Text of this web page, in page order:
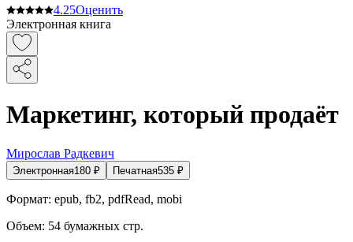
4.25Оценить
Электронная книга
Маркетинг, который продаёт
Мирослав Радкевич
Электронная180 ₽ Печатная535 ₽
Формат: epub, fb2, pdfRead, mobi
Объем: 54 бумажных стр.